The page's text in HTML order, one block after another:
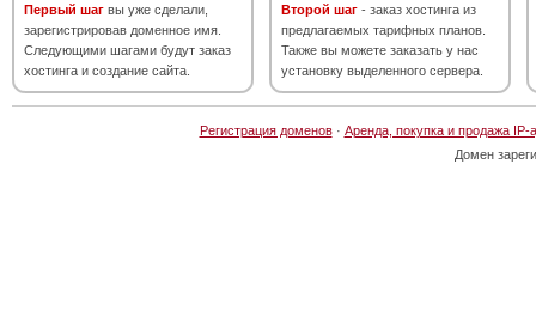
Первый шаг вы уже сделали,
зарегистрировав доменное имя.
Следующими шагами будут заказ
хостинга и создание сайта.
Второй шаг - заказ хостинга из
предлагаемых тарифных планов.
Также вы можете заказать у нас
установку выделенного сервера.
Регистрация доменов· Аренда, покупка и продажа IP-
Домен